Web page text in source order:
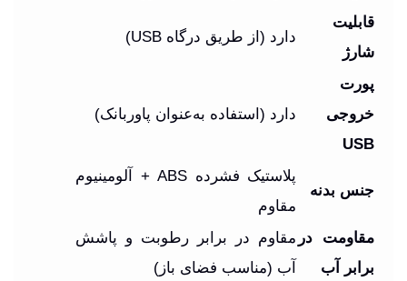
قابلیت
شارژ
دارد (از طریق درگاه USB)
پورت
خروجی
USB
دارد (استفاده به‌عنوان پاوربانک)
جنس بدنه
پلاستیک فشرده ABS + آلومینیوم
مقاوم
مقاومت در
برابر آب
مقاوم در برابر رطوبت و پاشش
آب (مناسب فضای باز)